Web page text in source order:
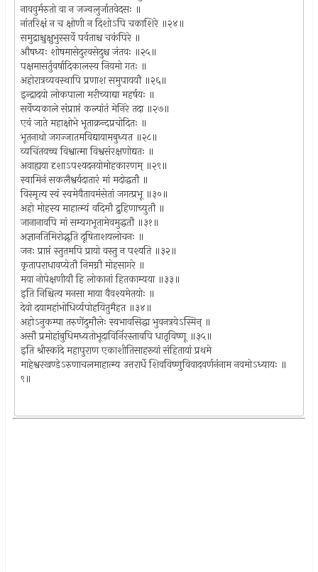
नाववुर्मरुतो वा न जज्वलुर्जातवेदसः ॥
नांतरिक्षं न च क्षोणी न दिशोऽपि चकाशिरे ॥२४॥
समुद्राश्चुक्षुभुस्सर्वे पर्वताश्च चकंपिरे ॥
औषध्यः शोषमासेदुरवसेदुश्च जंतवः ॥२५॥
पक्षमासर्तुवर्षादिकालस्य नियमो गतः ॥
अहोरात्रव्यवस्थापि प्रणाश समुपाययौ ॥२६॥
इन्द्रादयो लोकपाला मरीच्याद्या महर्षयः ॥
सर्वेप्यकाले संप्राप्तं कल्पांतं मेनिरे तदा ॥२७॥
एवं जाते महाक्षोभे भूताक्रन्दप्रचोदितः ॥
भूतनाथो जगज्जातमविद्यायामबुध्यत ॥२८॥
व्यचिंतयच्च विश्वात्मा विश्वसंरक्षणोद्यतः ॥
अवाह्यया दृशाऽपश्यदनयोमोहकारणम् ॥२९॥
स्वामिनं सकलैश्वर्यदातारं मां मदोद्धतौ ॥
विस्मृत्य स्वं स्वमेवैतावमंसेतां जगत्प्रभू ॥३०॥
अहो मोहस्य माहात्म्यं वदिमौ द्रुहिणाच्युतौ ॥
जानानावपि मां सम्यगभूतामेवमुद्धतौ ॥३१॥
अज्ञानतिमिरोद्भूति दूषिताशयलोचनः ॥
जनः प्राप्तं स्तुतमपि प्रायो वस्तु न पश्यति ॥३२॥
कृतापराधावप्येतौ निमग्नौ मोहसागरे ॥
मया नोपेक्षणीयौ हि लोकानां हितकाम्यया ॥३३॥
इति निश्चित्य मनसा माया वैवश्यमेतयोः ॥
देवो दयामहांभोधिर्व्यपोहयितुमैहत ॥३४॥
अहोऽनुकम्पा तरुणेंदुमौलेः स्वभावसिद्धा भुवनत्रयेऽस्मिन् ॥
असौ प्रमोहांबुधिमध्यतोभूदाविर्निरस्तावपि धातृविष्णू ॥३५॥
इति श्रीस्कांदे महापुराण एकाशीतिसाहस्र्यां संहितायां प्रथमे
माहेश्वरखण्डेऽरुणाचलमाहात्म्य उत्तरार्धे शिवविष्णुविवादवर्णनंनाम नवमोऽध्यायः ॥
९॥